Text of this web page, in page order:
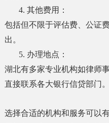
4. 其他费用：
包括但不限于评估费、公证
出。
5. 办理地点：
湖北有多家专业机构如律师
直接联系各大银行信贷部门。
选择合适的机构和服务可以